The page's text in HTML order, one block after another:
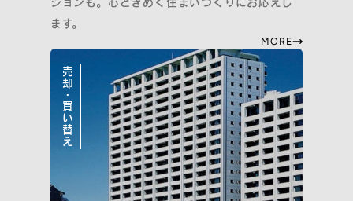
ます。
MORE
売却・買い替え